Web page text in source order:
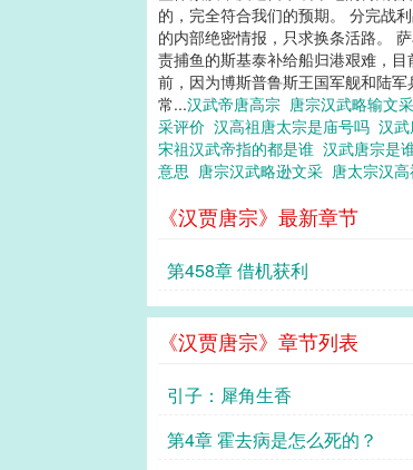
的，完全符合我们的预期。 分完战
的内部绝密情报，只求换条活路。
责捕鱼的斯基泰补给船归港艰难，
前，因为博斯普鲁斯王国军舰和陆
常...汉武帝唐高宗 唐宗汉武略输文采
采评价 汉高祖唐太宗是庙号吗 汉
宋祖汉武帝指的都是谁 汉武唐宗是
意思 唐宗汉武略逊文采 唐太宗汉高
《汉贾唐宗》最新章节
第458章 借机获利
《汉贾唐宗》章节列表
引子：犀角生香
第4章 霍去病是怎么死的？